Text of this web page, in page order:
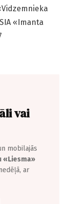
«Imanta
vai
mobilajās
«Liesma»
ar